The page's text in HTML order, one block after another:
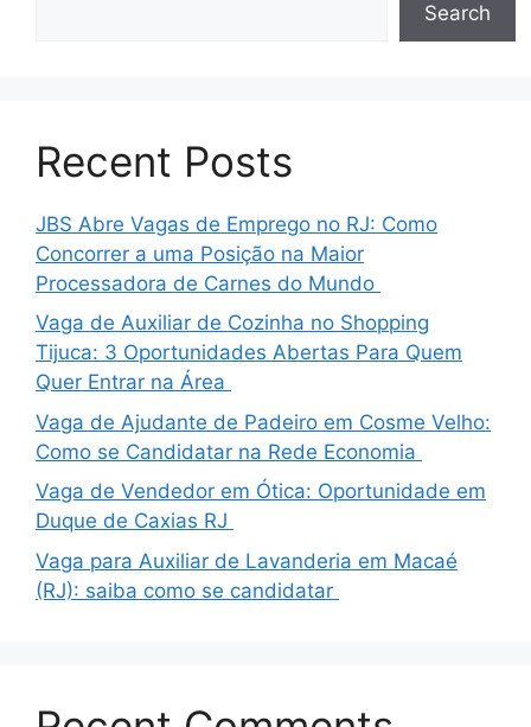
Search
Recent Posts
JBS Abre Vagas de Emprego no RJ: Como
Concorrer a uma Posição na Maior
Processadora de Carnes do Mundo
Vaga de Auxiliar de Cozinha no Shopping
Tijuca: 3 Oportunidades Abertas Para Quem
Quer Entrar na Área
Vaga de Ajudante de Padeiro em Cosme Velho:
Como se Candidatar na Rede Economia
Vaga de Vendedor em Ótica: Oportunidade em
Duque de Caxias RJ
Vaga para Auxiliar de Lavanderia em Macaé
(RJ): saiba como se candidatar